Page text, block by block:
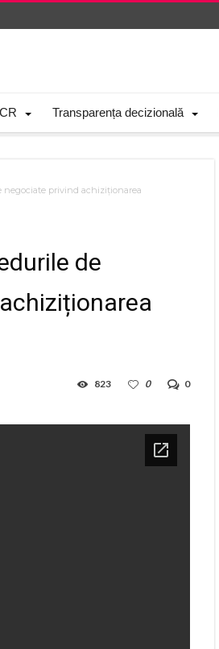
Transparența decizională
negociate privind achiziționarea
de
0
0
823